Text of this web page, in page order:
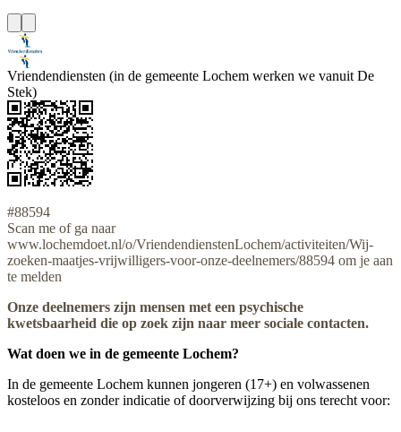
Vriendendiensten (in de gemeente Lochem werken we vanuit De
Stek)
#88594
Scan me of ga naar
www.lochemdoet.nl/o/VriendendienstenLochem/activiteiten/Wij-
zoeken-maatjes-vrijwilligers-voor-onze-deelnemers/88594 om je aan
te melden
Onze deelnemers zijn mensen met een psychische
kwetsbaarheid die op zoek zijn naar meer sociale contacten.
Wat doen we in de gemeente Lochem?
In de gemeente Lochem kunnen jongeren (17+) en volwassenen
kosteloos en zonder indicatie of doorverwijzing bij ons terecht voor: